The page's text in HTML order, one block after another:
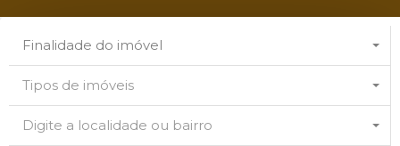
Finalidade do imóvel
Tipos de imóveis
Digite a localidade ou bairro